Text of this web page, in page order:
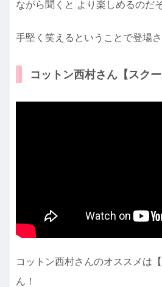
ながら聞くと より楽しめるのだそ
手堅く笑えるということで登場さ
コットン西村さん【スクー
コットン西村さんのオススメは
ん！